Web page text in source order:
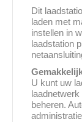
Dit
laden met
instellen in
laadstation
U kunt uw
beheren.